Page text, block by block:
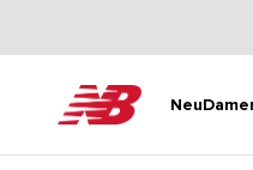
Neu
New Balance